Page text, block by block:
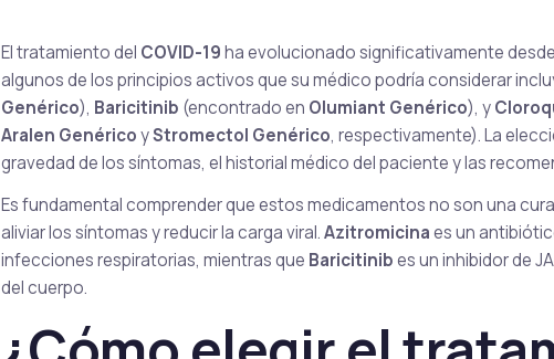
El tratamiento del COVID-19ha evolucionado significativamente
algunos de los principios activos que su médico podría considerar
Genérico), Baricitinib (encontrado en Olumiant Genérico), y
Aralen GenéricoyStromectol Genérico, respectivamente). La
gravedad de los síntomas, el historial médico del paciente y las
Es fundamental comprender que estos medicamentos no son una
aliviar los síntomas y reducir la carga viral.Azitromicinaes un
infecciones respiratorias, mientras que Baricitinibes un inhibidor de
del cuerpo.